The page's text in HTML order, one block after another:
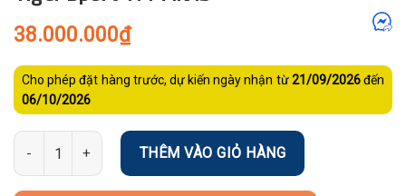
38.000.000₫
Cho phép đặt hàng trước, dự kiến ngày nhận từ21/09/2026đến
06/10/2026
Số lượng
THÊM VÀO GIỎ HÀNG